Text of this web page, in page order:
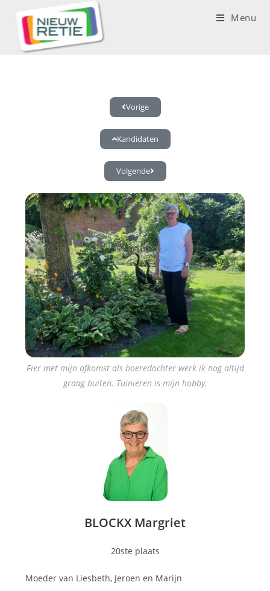
Menu
Vorige
Kandidaten
Volgende
Fier met mijn afkomst als boeredochter werk ik nog altijd
graag buiten. Tuinieren is mijn hobby.
BLOCKX Margriet
20ste plaats
Moeder van Liesbeth, Jeroen en Marijn